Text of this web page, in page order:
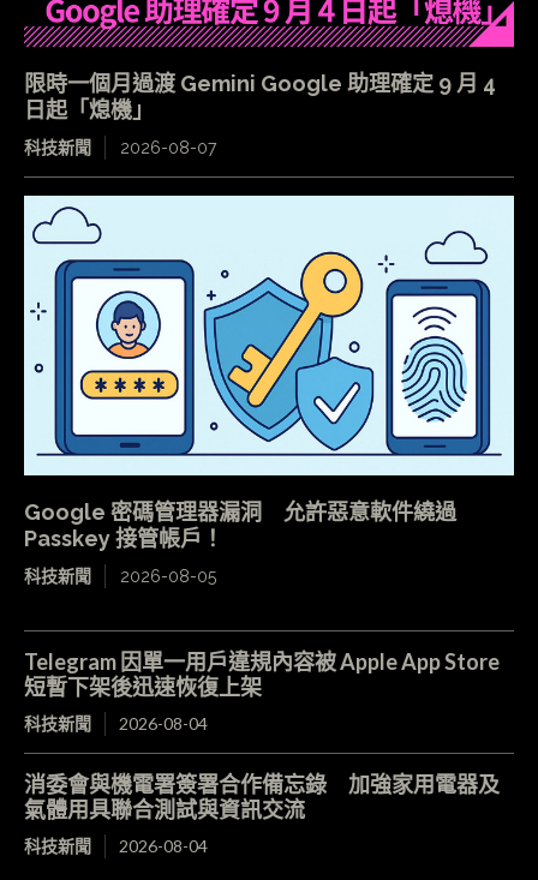
限時一個月過渡 Gemini Google 助理確定 9 月 4
日起「熄機」
科技新聞 2026-08-07
Google 密碼管理器漏洞 允許惡意軟件繞過
Passkey 接管帳戶！
科技新聞 2026-08-05
Telegram 因單一用戶違規內容被 Apple App Store
短暫下架後迅速恢復上架
科技新聞 2026-08-04
消委會與機電署簽署合作備忘錄 加強家用電器及
氣體用具聯合測試與資訊交流
科技新聞 2026-08-04